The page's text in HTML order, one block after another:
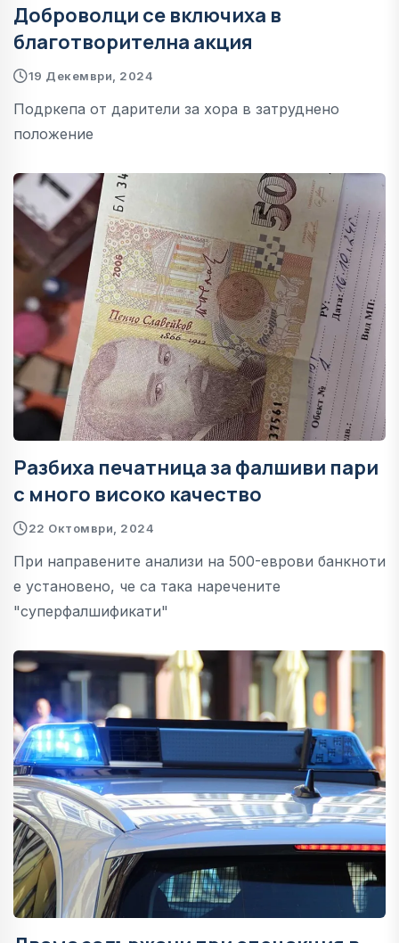
Доброволци се включиха в
благотворителна акция
19 Декември, 2024
Подркепа от дарители за хора в затруднено
положение
Разбиха печатница за фалшиви пари
с много високо качество
22 Октомври, 2024
При направените анализи на 500-еврови банкноти
е установено, че са така наречените
"суперфалшификати"